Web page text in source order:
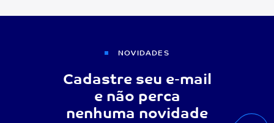
NOVIDADES
Cadastre seu e-mail
e não perca
nenhuma novidade